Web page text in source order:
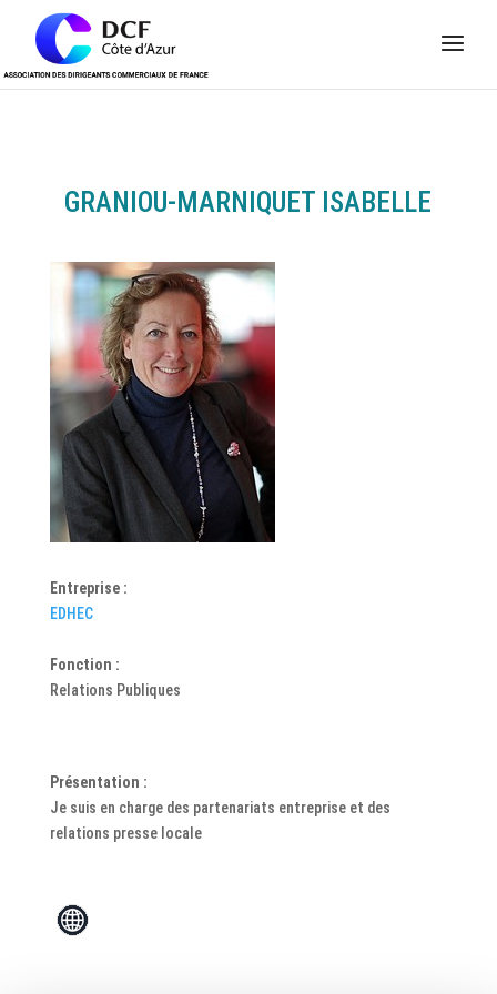
GRANIOU-MARNIQUET ISABELLE
Entreprise :
EDHEC
Fonction :
Relations Publiques
Présentation :
Je suis en charge des partenariats entreprise et des
relations presse locale
Panneau de gestion des cookies